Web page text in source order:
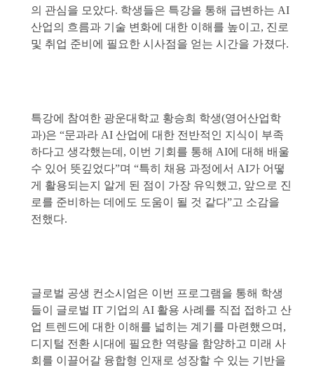
의 관심을 모았다. 학생들은 특강을 통해 급변하는 AI
산업의 흐름과 기술 변화에 대한 이해를 높이고, 진로
및 취업 준비에 필요한 시사점을 얻는 시간을 가졌다.
특강에 참여한 광운대학교 황승희 학생(영어산업학
과)은 “문과라 AI 산업에 대한 전반적인 지식이 부족
하다고 생각했는데, 이번 기회를 통해 AI에 대해 배울
수 있어 뜻깊었다”며 “특히 채용 과정에서 AI가 어떻
게 활용되는지 알게 된 점이 가장 유익했고, 앞으로 진
로를 준비하는 데에도 도움이 될 것 같다”고 소감을
전했다.
글로벌 공생 컨소시엄은 이번 프로그램을 통해 학생
들이 글로벌 IT 기업의 AI 활용 사례를 직접 접하고 산
업 트렌드에 대한 이해를 넓히는 계기를 마련했으며,
디지털 전환 시대에 필요한 역량을 함양하고 미래 사
회를 이끌어갈 융합형 인재로 성장할 수 있는 기반을